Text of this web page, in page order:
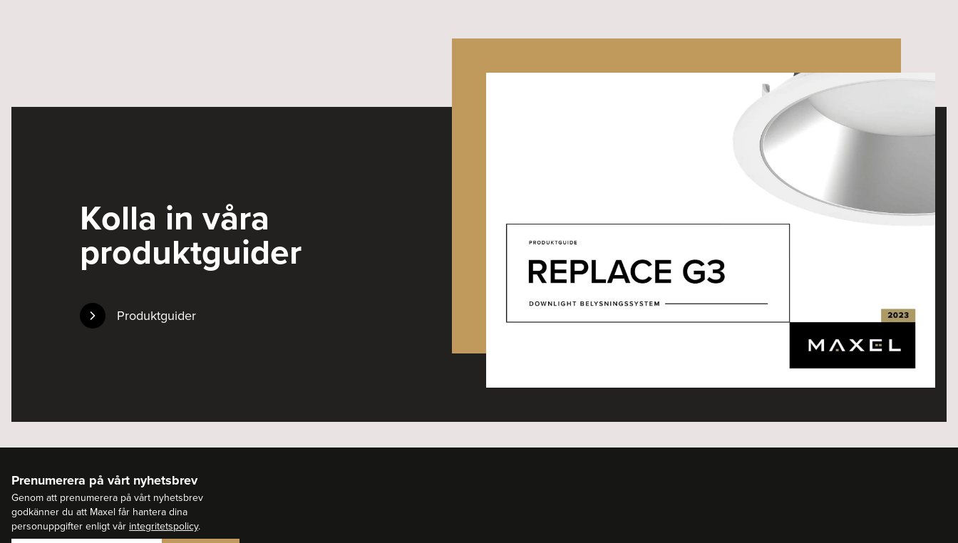
Kolla in våra
produktguider
Produktguider
Prenumerera på vårt nyhetsbrev
Genom att prenumerera på vårt nyhetsbrev
godkänner du att Maxel får hantera dina
personuppgifter enligt vår integritetspolicy.